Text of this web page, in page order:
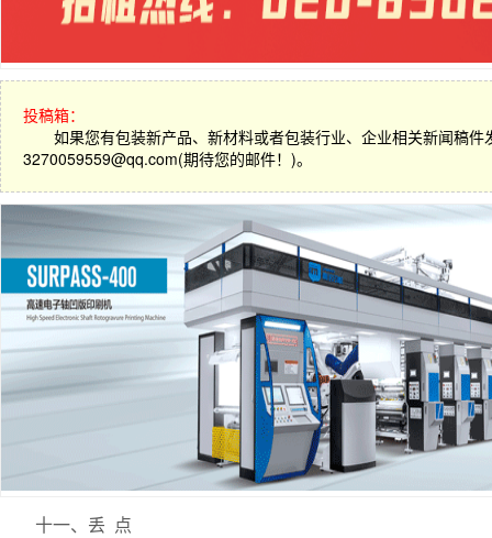
投稿箱：
如果您有包装新产品、新材料或者包装行业、企业相关新闻稿
3270059559@qq.com(期待您的邮件！)。
十一、丢 点